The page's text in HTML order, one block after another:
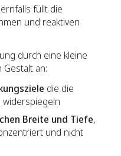
füllt die
und reaktiven
durch eine kleine
an:
die die
Breite und Tiefe,
und nicht